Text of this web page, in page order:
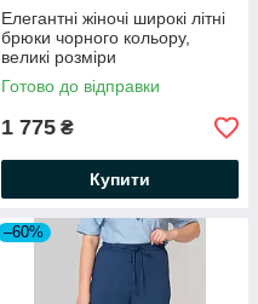
Елегантні жіночі широкі літні
брюки чорного кольору,
великі розміри
Готово до відправки
1 775 ₴
Купити
–60%